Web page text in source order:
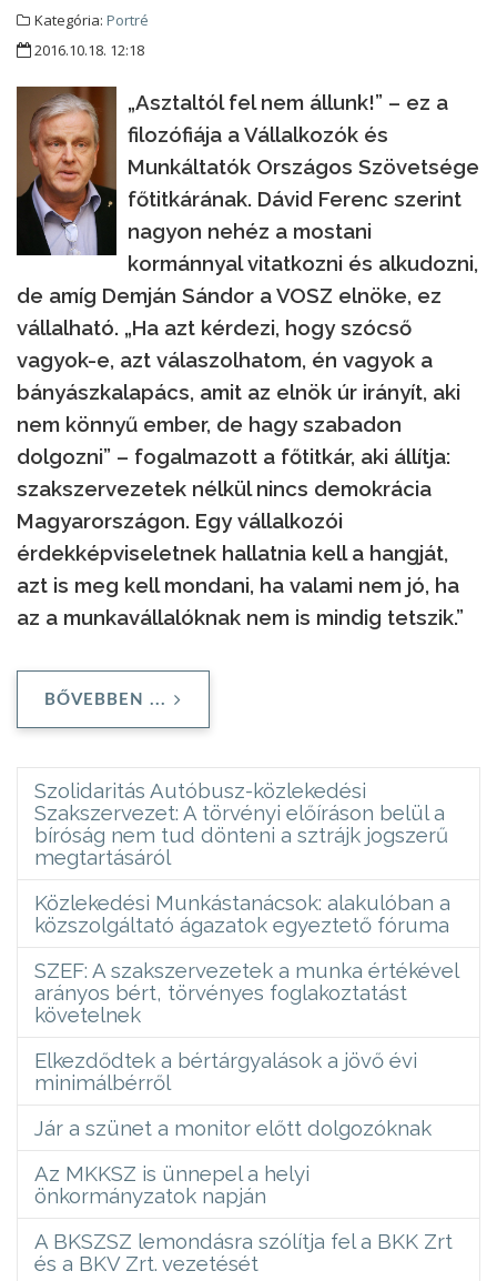
Kategória: Portré
2016.10.18. 12:18
„Asztaltól fel nem állunk!” – ez a
filozófiája a Vállalkozók és
Munkáltatók Országos Szövetsége
főtitkárának. Dávid Ferenc szerint
nagyon nehéz a mostani
kormánnyal vitatkozni és alkudozni,
de amíg Demján Sándor a VOSZ elnöke, ez
vállalható. „Ha azt kérdezi, hogy szócső
vagyok-e, azt válaszolhatom, én vagyok a
bányászkalapács, amit az elnök úr irányít, aki
nem könnyű ember, de hagy szabadon
dolgozni” – fogalmazott a főtitkár, aki állítja:
szakszervezetek nélkül nincs demokrácia
Magyarországon. Egy vállalkozói
érdekképviseletnek hallatnia kell a hangját,
azt is meg kell mondani, ha valami nem jó, ha
az a munkavállalóknak nem is mindig tetszik.”
BŐVEBBEN ...
Szolidaritás Autóbusz-közlekedési
Szakszervezet: A törvényi előíráson belül a
bíróság nem tud dönteni a sztrájk jogszerű
megtartásáról
Közlekedési Munkástanácsok: alakulóban a
közszolgáltató ágazatok egyeztető fóruma
SZEF: A szakszervezetek a munka értékével
arányos bért, törvényes foglakoztatást
követelnek
Elkezdődtek a bértárgyalások a jövő évi
minimálbérről
Jár a szünet a monitor előtt dolgozóknak
Az MKKSZ is ünnepel a helyi
önkormányzatok napján
A BKSZSZ lemondásra szólítja fel a BKK Zrt
és a BKV Zrt. vezetését